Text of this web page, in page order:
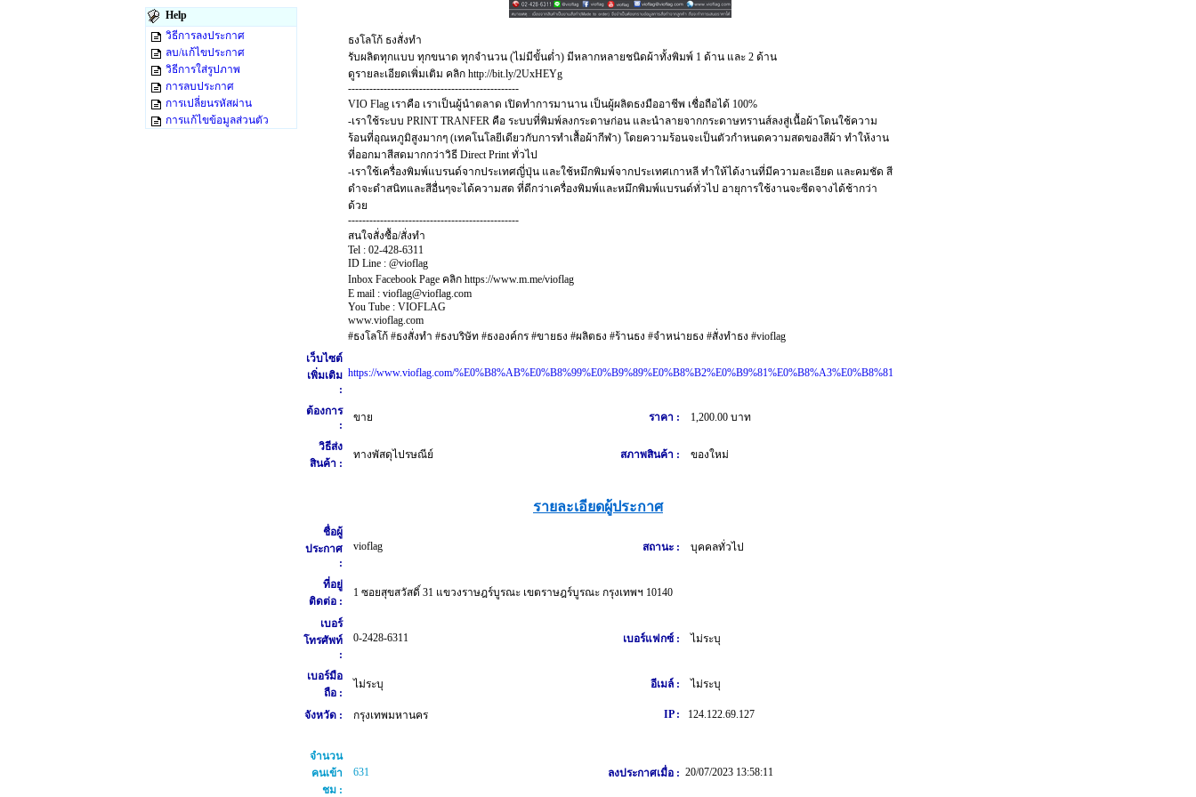
Help
วิธีการลงประกาศ
ลบ/แก้ไขประกาศ
วิธีการใส่รูปภาพ
การลบประกาศ
การเปลี่ยนรหัสผ่าน
การแก้ไขข้อมูลส่วนตัว
ธงโลโก้ ธงสั่งทำ
รับผลิตทุกแบบ ทุกขนาด ทุกจำนวน (ไม่มีขั้นต่ำ) มีหลากหลายชนิดผ้าทั้งพิมพ์ 1 ด้าน และ 2 ด้าน
ดูรายละเอียดเพิ่มเติม คลิก http://bit.ly/2UxHEYg
------------------------------------------------
VIO Flag เราคือ เราเป็นผู้นำตลาด เปิดทำการมานาน เป็นผู้ผลิตธงมืออาชีพ เชื่อถือได้ 100%
-เราใช้ระบบ PRINT TRANFER คือ ระบบที่พิมพ์ลงกระดาษก่อน และนำลายจากกระดาษทรานส์ลงสู่เนื้อผ้าโดนใช้ความ
ร้อนที่อุณหภูมิสูงมากๆ (เทคโนโลยีเดียวกับการทำเสื้อผ้ากีฬา) โดยความร้อนจะเป็นตัวกำหนดความสดของสีผ้า ทำให้งาน
ที่ออกมาสีสดมากกว่าวิธี Direct Print ทั่วไป
-เราใช้เครื่องพิมพ์แบรนด์จากประเทศญี่ปุ่น และใช้หมึกพิมพ์จากประเทศเกาหลี ทำให้ได้งานที่มีความละเอียด และคมชัด สี
ดำจะดำสนิทและสีอื่นๆจะได้ความสด ที่ดีกว่าเครื่องพิมพ์และหมึกพิมพ์แบรนด์ทั่วไป อายุการใช้งานจะซีดจางได้ช้ากว่า
ด้วย
------------------------------------------------
สนใจสั่งซื้อ/สั่งทำ
Tel : 02-428-6311
ID Line : @vioflag
Inbox Facebook Page คลิก https://www.m.me/vioflag
E mail : vioflag@vioflag.com
You Tube : VIOFLAG
www.vioflag.com
#ธงโลโก้ #ธงสั่งทำ #ธงบริษัท #ธงองค์กร #ขายธง #ผลิตธง #ร้านธง #จำหน่ายธง #สั่งทำธง #vioflag
เว็บไซต์
เพิ่มเติม
:
https://www.vioflag.com/%E0%B8%AB%E0%B8%99%E0%B9%89%E0%B8%B2%E0%B9%81%E0%B8%A3%E0%B8%81
ต้องการ
:
ขาย ราคา : 1,200.00 บาท
วิธีส่ง
สินค้า :
ทางพัสดุไปรษณีย์ สภาพสินค้า : ของใหม่
รายละเอียดผู้ประกาศ
ชื่อผู้
ประกาศ
:
vioflag สถานะ : บุคคลทั่วไป
ที่อยู่
ติดต่อ :
1 ซอยสุขสวัสดิ์ 31 แขวงราษฎร์บูรณะ เขตราษฎร์บูรณะ กรุงเทพฯ 10140
เบอร์
โทรศัพท์
:
0-2428-6311 เบอร์แฟกซ์ : ไม่ระบุ
เบอร์มือ
ถือ :
ไม่ระบุ อีเมล์ : ไม่ระบุ
จังหวัด : กรุงเทพมหานคร IP : 124.122.69.127
จำนวน
คนเข้า
ชม :
631 ลงประกาศเมื่อ : 20/07/2023 13:58:11